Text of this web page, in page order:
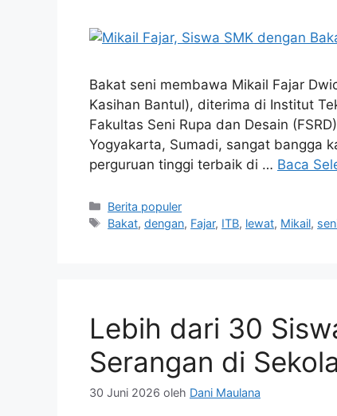
Bakat seni membawa Mikail Fajar
Kasihan Bantul), diterima di Institut
Fakultas Seni Rupa dan Desain
Yogyakarta, Sumadi, sangat bangga
perguruan tinggi terbaik di … Baca
Kategori
Berita populer
Tag
Bakat,dengan, Fajar, ITB, lewat, Mikail,
Lebih dari 30
Serangan di
30 Juni 2026 oleh Dani Maulana